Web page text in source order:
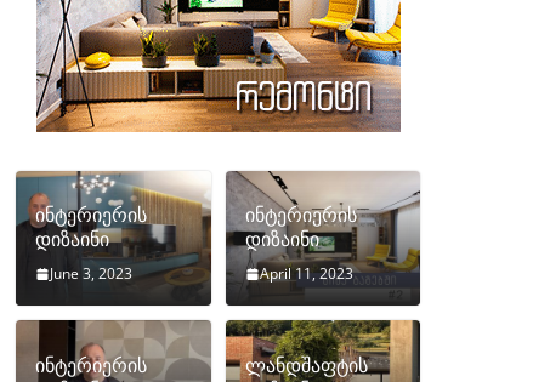
ინტერიერის
დიზაინი
June 3, 2023
ინტერიერის
დიზაინი
April 11, 2023
ინტერიერის
ლანდშაფტის